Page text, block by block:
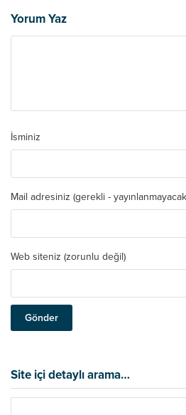
Yorum Yaz
İsminiz
Mail adresiniz (gerekli -
Web siteniz (zorunlu değil)
Site içi detaylı arama…